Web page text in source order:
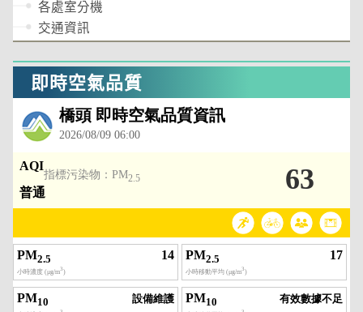
各處室分機
交通資訊
即時空氣品質